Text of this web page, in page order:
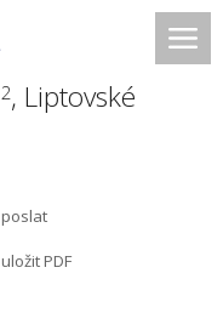
2, Liptovské
poslat
uložit PDF